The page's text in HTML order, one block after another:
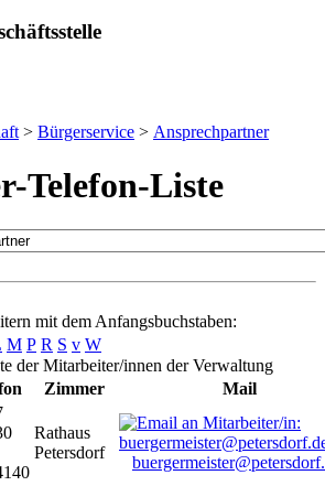
> Bürgerservice > Ansprechpartner
Telefon-Liste
mit dem Anfangsbuchstaben:
M P R S v W
der Mitarbeiter/innen der Verwaltung
Zimmer Mail
Rathaus
Petersdorf